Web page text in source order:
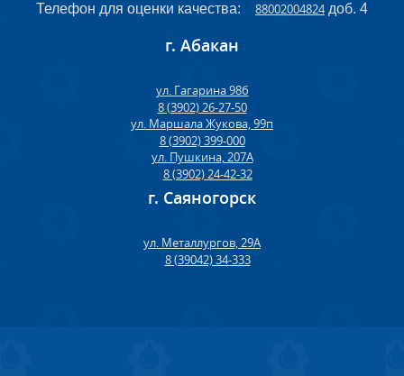
Телефон для оценки качества: 88002004824доб. 4
г. Абакан
ул. Гагарина 98б
8 (3902) 26-27-50
ул. Маршала Жукова, 99п
8 (3902) 399-000
ул. Пушкина, 207А
8 (3902) 24-42-32
г. Саяногорск
ул. Металлургов, 29А
8 (39042) 34-333